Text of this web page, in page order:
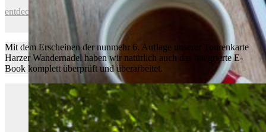
entdecken
Mit dem Erscheinen der nunmehr 6. Auflage unserer Tourenkarte
Harzer Wandernadel haben wir natürlich auch das integrierte E-
Book komplett überprüft und überarbeitet.